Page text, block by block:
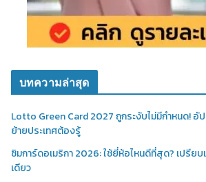
บทความล่าสุด
Lotto Green Card 2027 ถูกระงับไม่มีกำหนด! อั
ย้ายประเทศต้องรู้
ซิมการ์ดอเมริกา 2026: ใช้ยี่ห้อไหนดีที่สุด? เปรีย
เดียว